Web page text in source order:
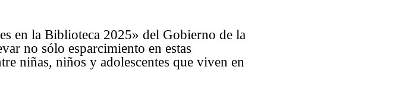
en la Biblioteca 2025» del Gobierno de la
no sólo esparcimiento en estas
niñas, niños y adolescentes que viven en